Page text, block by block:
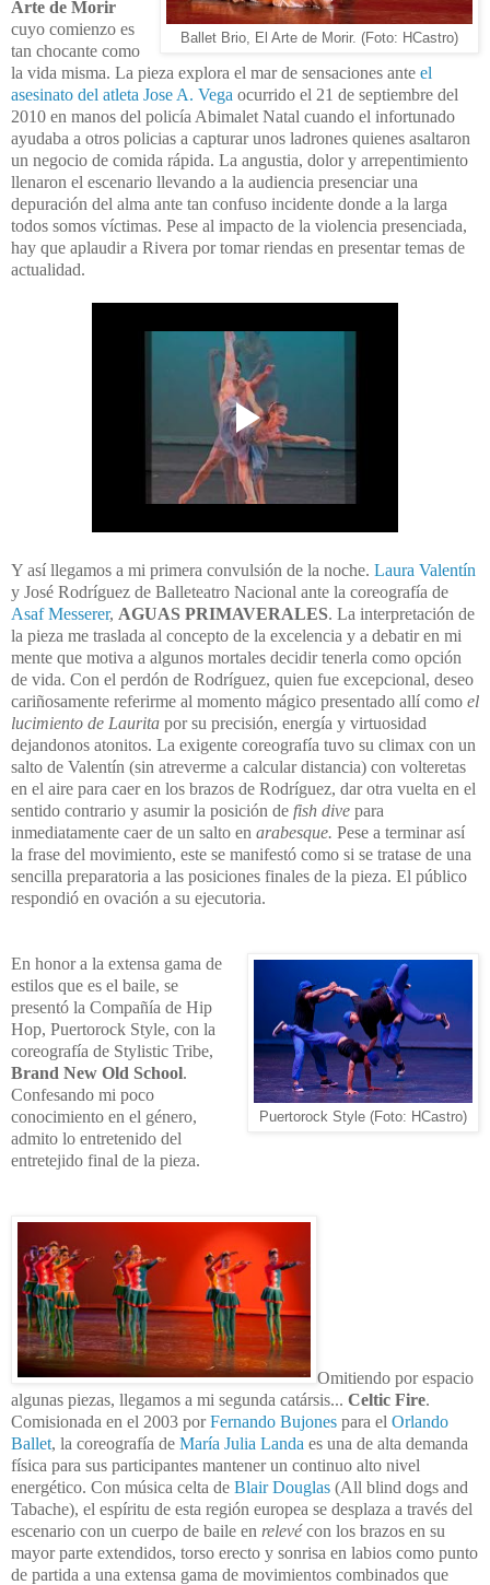
Ballet Brio, El Arte de Morir. (Foto: HCastro)
Arte de Morir
cuyo comienzo es
tan chocante como
la vida misma. La pieza explora el mar de sensaciones ante el
asesinato del atleta Jose A. Vega ocurrido el 21 de septiembre del
2010 en manos del policía Abimalet Natal cuando el infortunado
ayudaba a otros policias a capturar unos ladrones quienes asaltaron
un negocio de comida rápida. La angustia, dolor y arrepentimiento
llenaron el escenario llevando a la audiencia presenciar una
depuración del alma ante tan confuso incidente donde a la larga
todos somos víctimas. Pese al impacto de la violencia presenciada,
hay que aplaudir a Rivera por tomar riendas en presentar temas de
actualidad.
Y así llegamos a mi primera convulsión de la noche. Laura Valentín
y José Rodríguez de Balleteatro Nacional ante la coreografía de
Asaf Messerer, AGUAS PRIMAVERALES. La interpretación de
la pieza me traslada al concepto de la excelencia y a debatir en mi
mente que motiva a algunos mortales decidir tenerla como opción
de vida. Con el perdón de Rodríguez, quien fue excepcional, deseo
cariñosamente referirme al momento mágico presentado allí como el
lucimiento de Laurita por su precisión, energía y virtuosidad
dejandonos atonitos. La exigente coreografía tuvo su climax con un
salto de Valentín (sin atreverme a calcular distancia) con volteretas
en el aire para caer en los brazos de Rodríguez, dar otra vuelta en el
sentido contrario y asumir la posición de fish dive para
inmediatamente caer de un salto en arabesque. Pese a terminar así
la frase del movimiento, este se manifestó como si se tratase de una
sencilla preparatoria a las posiciones finales de la pieza. El público
respondió en ovación a su ejecutoria.
Puertorock Style (Foto: HCastro)
En honor a la extensa gama de
estilos que es el baile, se
presentó la Compañía de Hip
Hop, Puertorock Style, con la
coreografía de Stylistic Tribe,
Brand New Old School.
Confesando mi poco
conocimiento en el género,
admito lo entretenido del
entretejido final de la pieza.
Omitiendo por espacio
algunas piezas, llegamos a mi segunda catársis... Celtic Fire.
Comisionada en el 2003 porFernando Bujones para el Orlando
Ballet, la coreografía de María Julia Landa es una de alta demanda
física para sus participantes mantener un continuo alto nivel
energético. Con música celta de Blair Douglas (All blind dogs and
Tabache), el espíritu de esta región europea se desplaza a través del
escenario con un cuerpo de baile en relevécon los brazos en su
mayor parte extendidos, torso erecto y sonrisa en labios como punto
de partida a una extensa gama de movimientos combinados que